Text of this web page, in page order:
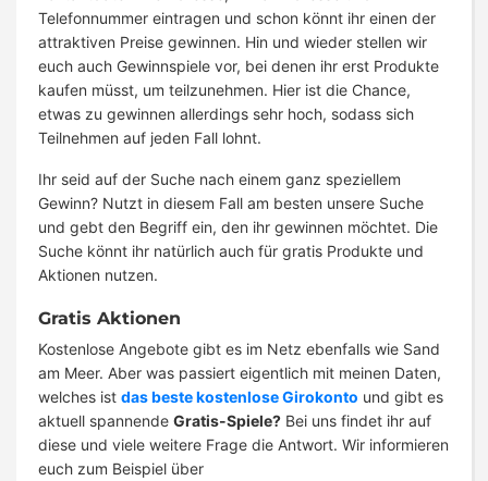
Telefonnummer eintragen und schon könnt ihr einen der
attraktiven Preise gewinnen. Hin und wieder stellen wir
euch auch Gewinnspiele vor, bei denen ihr erst Produkte
kaufen müsst, um teilzunehmen. Hier ist die Chance,
etwas zu gewinnen allerdings sehr hoch, sodass sich
Teilnehmen auf jeden Fall lohnt.
Ihr seid auf der Suche nach einem ganz speziellem
Gewinn? Nutzt in diesem Fall am besten unsere Suche
und gebt den Begriff ein, den ihr gewinnen möchtet. Die
Suche könnt ihr natürlich auch für gratis Produkte und
Aktionen nutzen.
Gratis Aktionen
Kostenlose Angebote gibt es im Netz ebenfalls wie Sand
am Meer. Aber was passiert eigentlich mit meinen Daten,
welches ist das beste kostenlose Girokonto und gibt es
aktuell spannende Gratis-Spiele? Bei uns findet ihr auf
diese und viele weitere Frage die Antwort. Wir informieren
euch zum Beispiel über